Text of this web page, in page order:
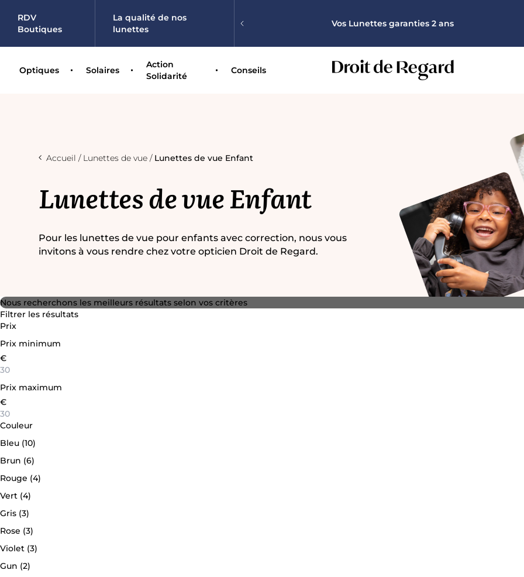
RDV
Boutiques
La qualité de nos
lunettes
Vos Lunettes garanties 2 ans
Monture offerte sur la deuxième paire
100% remboursé pour toutes mutuelles et toutes corrections
Optiques Solaires
Action
Solidarité
Conseils
Accueil Lunettes de vue Lunettes de vue Enfant
Lunettes de vue Enfant
Pour les lunettes de vue pour enfants avec correction, nous vous
invitons à vous rendre chez votre opticien Droit de Regard.
Nous recherchons les meilleurs résultats selon vos critères
Filtrer les résultats
Prix
Prix minimum
€
Prix maximum
€
Couleur
Bleu (10)
Brun (6)
Rouge (4)
Vert (4)
Gris (3)
Rose (3)
Violet (3)
Gun (2)